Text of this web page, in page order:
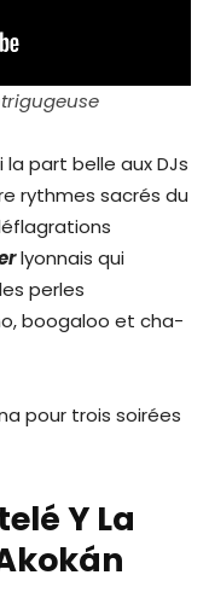
part belle aux DJs
rythmes sacrés du
lyonnais qui
perles
boogaloo et cha-
pour trois soirées
Y La